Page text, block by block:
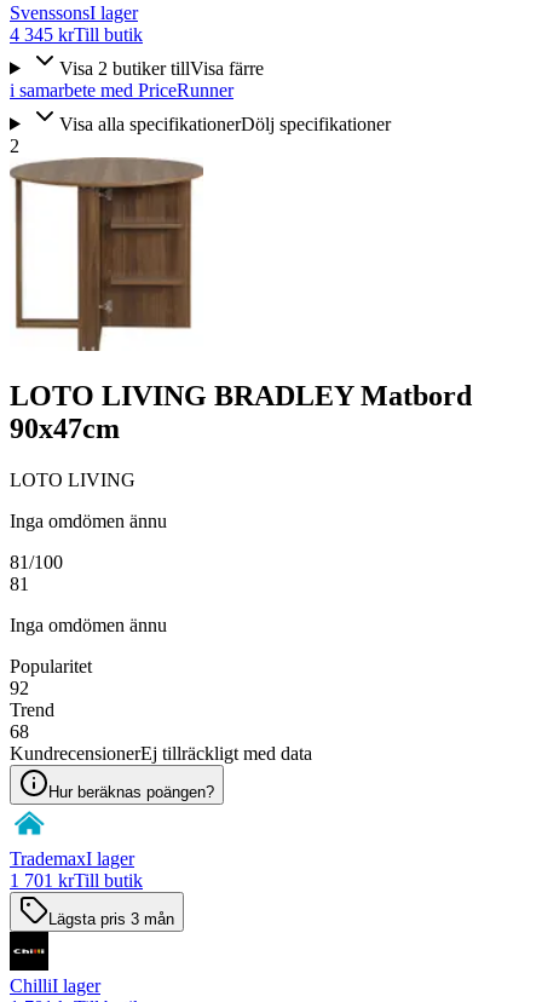
SvenssonsI lager
4 345 krTill butik
Visa 2 butiker tillVisa färre
i samarbete med PriceRunner
Visa alla specifikationerDölj specifikationer
2
LOTO LIVING BRADLEY Matbord
90x47cm
LOTO LIVING
Inga omdömen ännu
81/100
81
Inga omdömen ännu
Popularitet
92
Trend
68
KundrecensionerEj tillräckligt med data
Hur beräknas poängen?
TrademaxI lager
1 701 krTill butik
Lägsta pris 3 mån
ChilliI lager